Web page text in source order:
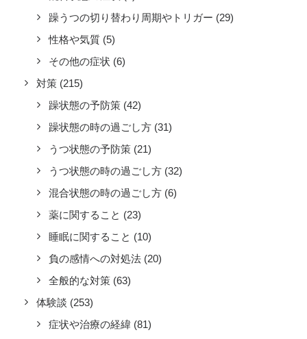
躁うつの切り替わり周期やトリガー (29)
性格や気質 (5)
その他の症状 (6)
対策 (215)
躁状態の予防策 (42)
躁状態の時の過ごし方 (31)
うつ状態の予防策 (21)
うつ状態の時の過ごし方 (32)
混合状態の時の過ごし方 (6)
薬に関すること (23)
睡眠に関すること (10)
負の感情への対処法 (20)
全般的な対策 (63)
体験談 (253)
症状や治療の経緯 (81)